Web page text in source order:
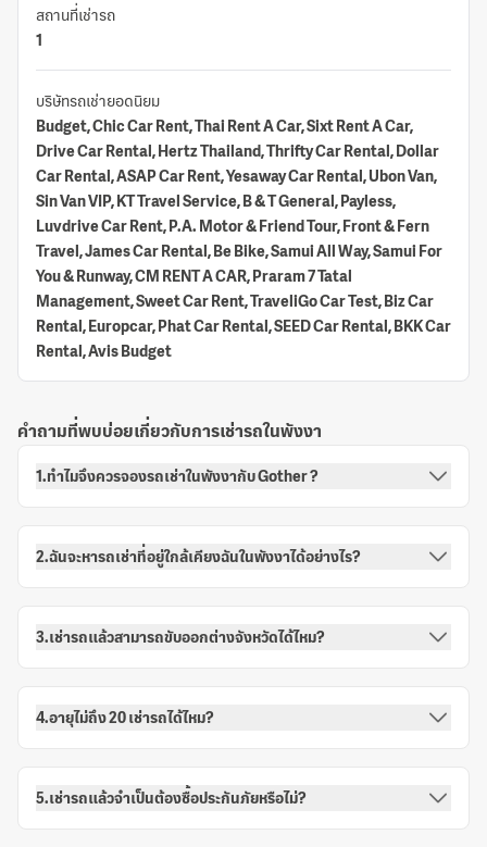
สถานที่เช่ารถ
1
บริษัทรถเช่ายอดนิยม
Budget, Chic Car Rent, Thai Rent A Car, Sixt Rent A Car,
Drive Car Rental, Hertz Thailand, Thrifty Car Rental, Dollar
Car Rental, ASAP Car Rent, Yesaway Car Rental, Ubon Van,
Sin Van VIP, KT Travel Service, B & T General, Payless,
Luvdrive Car Rent, P.A. Motor & Friend Tour, Front & Fern
Travel, James Car Rental, Be Bike, Samui All Way, Samui For
You & Runway, CM RENT A CAR, Praram 7 Tatal
Management, Sweet Car Rent, TraveliGo Car Test, Biz Car
Rental, Europcar, Phat Car Rental, SEED Car Rental, BKK Car
Rental, Avis Budget
คำถามที่พบบ่อยเกี่ยวกับการเช่ารถในพังงา
1.ทำไมจึงควรจองรถเช่าในพังงากับ Gother ?
2.ฉันจะหารถเช่าที่อยู่ใกล้เคียงฉันในพังงาได้อย่างไร?
3.เช่ารถแล้วสามารถขับออกต่างจังหวัดได้ไหม?
4.อายุไม่ถึง 20 เช่ารถได้ไหม?
5.เช่ารถแล้วจำเป็นต้องซื้อประกันภัยหรือไม่?